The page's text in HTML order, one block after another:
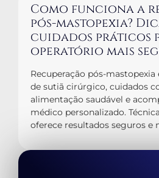
Como funciona a
pós-mastopexia?
cuidados práticos
operatório mais
Recuperação pós-mastopexia
de sutiã cirúrgico, cuidados
alimentação saudável e
médico personalizado.
oferece resultados seguros e